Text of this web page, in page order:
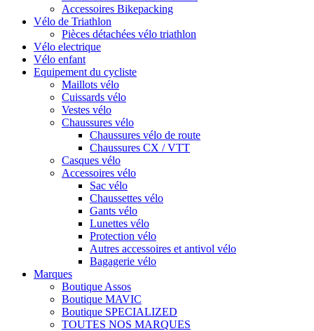
Accessoires Bikepacking
Vélo de Triathlon
Pièces détachées vélo triathlon
Vélo electrique
Vélo enfant
Equipement du cycliste
Maillots vélo
Cuissards vélo
Vestes vélo
Chaussures vélo
Chaussures vélo de route
Chaussures CX / VTT
Casques vélo
Accessoires vélo
Sac vélo
Chaussettes vélo
Gants vélo
Lunettes vélo
Protection vélo
Autres accessoires et antivol vélo
Bagagerie vélo
Marques
Boutique Assos
Boutique MAVIC
Boutique SPECIALIZED
TOUTES NOS MARQUES